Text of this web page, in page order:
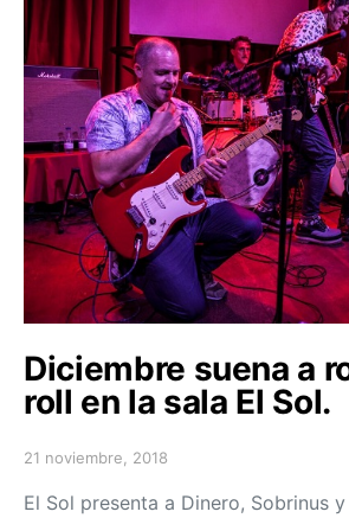
Diciembre suena a
roll en la sala El Sol.
Posted on
21 noviembre, 2018
El Sol presenta a Dinero, Sobrinus